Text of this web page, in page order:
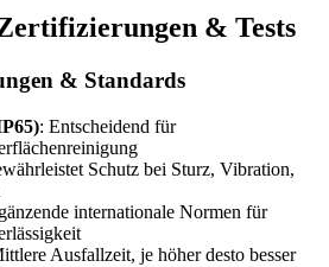
& Tests
& Standards
: Entscheidend für
Schutz bei Sturz, Vibration,
internationale Normen für
Ausfallzeit, je höher desto besser